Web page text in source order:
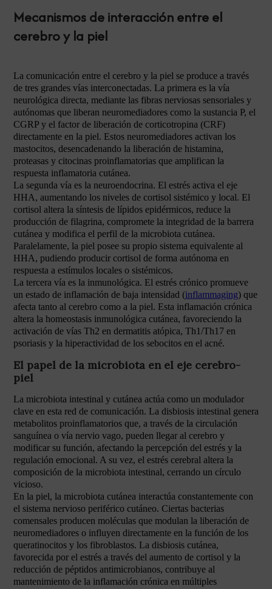
Mecanismos de interacción entre el
cerebro y la piel
La comunicación entre el cerebro y la piel se produce a través
de tres grandes vías interconectadas. La primera es la vía
neurológica directa, mediante las fibras nerviosas sensoriales y
autónomas que liberan neuromediadores como la sustancia P, el
CGRP y el factor de liberación de corticotropina (CRF)
directamente en la piel. Estos neuromediadores activan los
mastocitos, desencadenando la liberación de histamina,
proteasas y citocinas proinflamatorias que amplifican la
respuesta inflamatoria cutánea.
La segunda vía es la neuroendocrina. El estrés activa el eje
HHA, aumentando los niveles de cortisol sistémico y local. El
cortisol altera la síntesis de lípidos epidérmicos, reduce la
producción de filagrina, compromete la integridad de la barrera
cutánea y modifica el perfil de la microbiota cutánea.
Paralelamente, la piel posee su propio sistema equivalente al
HHA, pudiendo producir cortisol de forma autónoma en
respuesta a estímulos locales o sistémicos.
La tercera vía es la inmunológica. El estrés crónico promueve
un estado de inflamación de baja intensidad (inflammaging) que
afecta tanto al cerebro como a la piel. Esta inflamación crónica
altera la homeostasis inmunológica cutánea, favoreciendo la
activación de vías Th2 en dermatitis atópica, Th1/Th17 en
psoriasis y la hiperactividad de los sebocitos en el acné.
El papel de la microbiota en el eje cerebro-
piel
La microbiota intestinal y cutánea actúa como un modulador
clave en esta red de comunicación. La disbiosis intestinal genera
metabolitos proinflamatorios que, a través de la circulación
sanguínea o vía nervio vago, pueden llegar al cerebro y
modificar su función, afectando la percepción del estrés y la
regulación emocional. A su vez, el estrés cerebral altera la
composición de la microbiota intestinal, cerrando un círculo
vicioso.
En la piel, la microbiota cutánea interactúa constantemente con
el sistema nervioso periférico cutáneo. Ciertas bacterias
comensales producen moléculas que modulan la liberación de
neuromediadores o influyen directamente en la función de los
queratinocitos y los fibroblastos. La disbiosis cutánea,
favorecida por el estrés a través del aumento de cortisol y la
reducción de péptidos antimicrobianos, contribuye al
mantenimiento de la inflamación crónica en múltiples